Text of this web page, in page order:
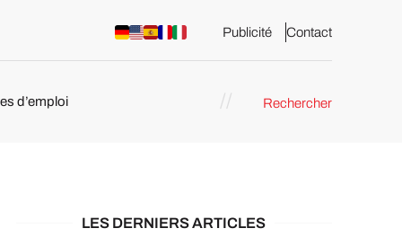
Publicité Contact
d’emploi Rechercher
LES DERNIERS ARTICLES